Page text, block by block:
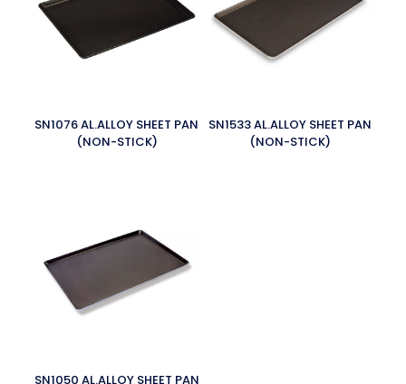
SN1076 AL.ALLOY SHEET PAN
(NON-STICK)
SN1533 AL.ALLOY SHEET PAN
(NON-STICK)
SN1050 AL.ALLOY SHEET PAN